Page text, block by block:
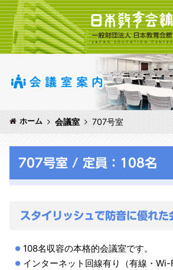
ホーム 会議室 707号室
707号室 / 定員：108名
スタイリッシュで防音に優れた
108名収容の本格的会議室です。
インターネット回線有り（有線・Wi-